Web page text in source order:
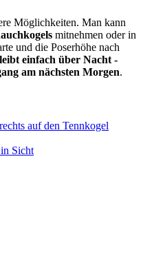
Möglichkeiten. Man kann
mitnehmen oder in
und die Poserhöhe nach
einfach über Nacht -
am nächsten Morgen.